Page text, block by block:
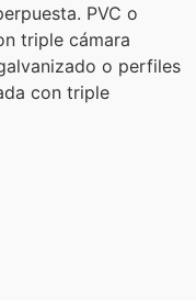
PVC o
triple cámara
o perfiles
con triple